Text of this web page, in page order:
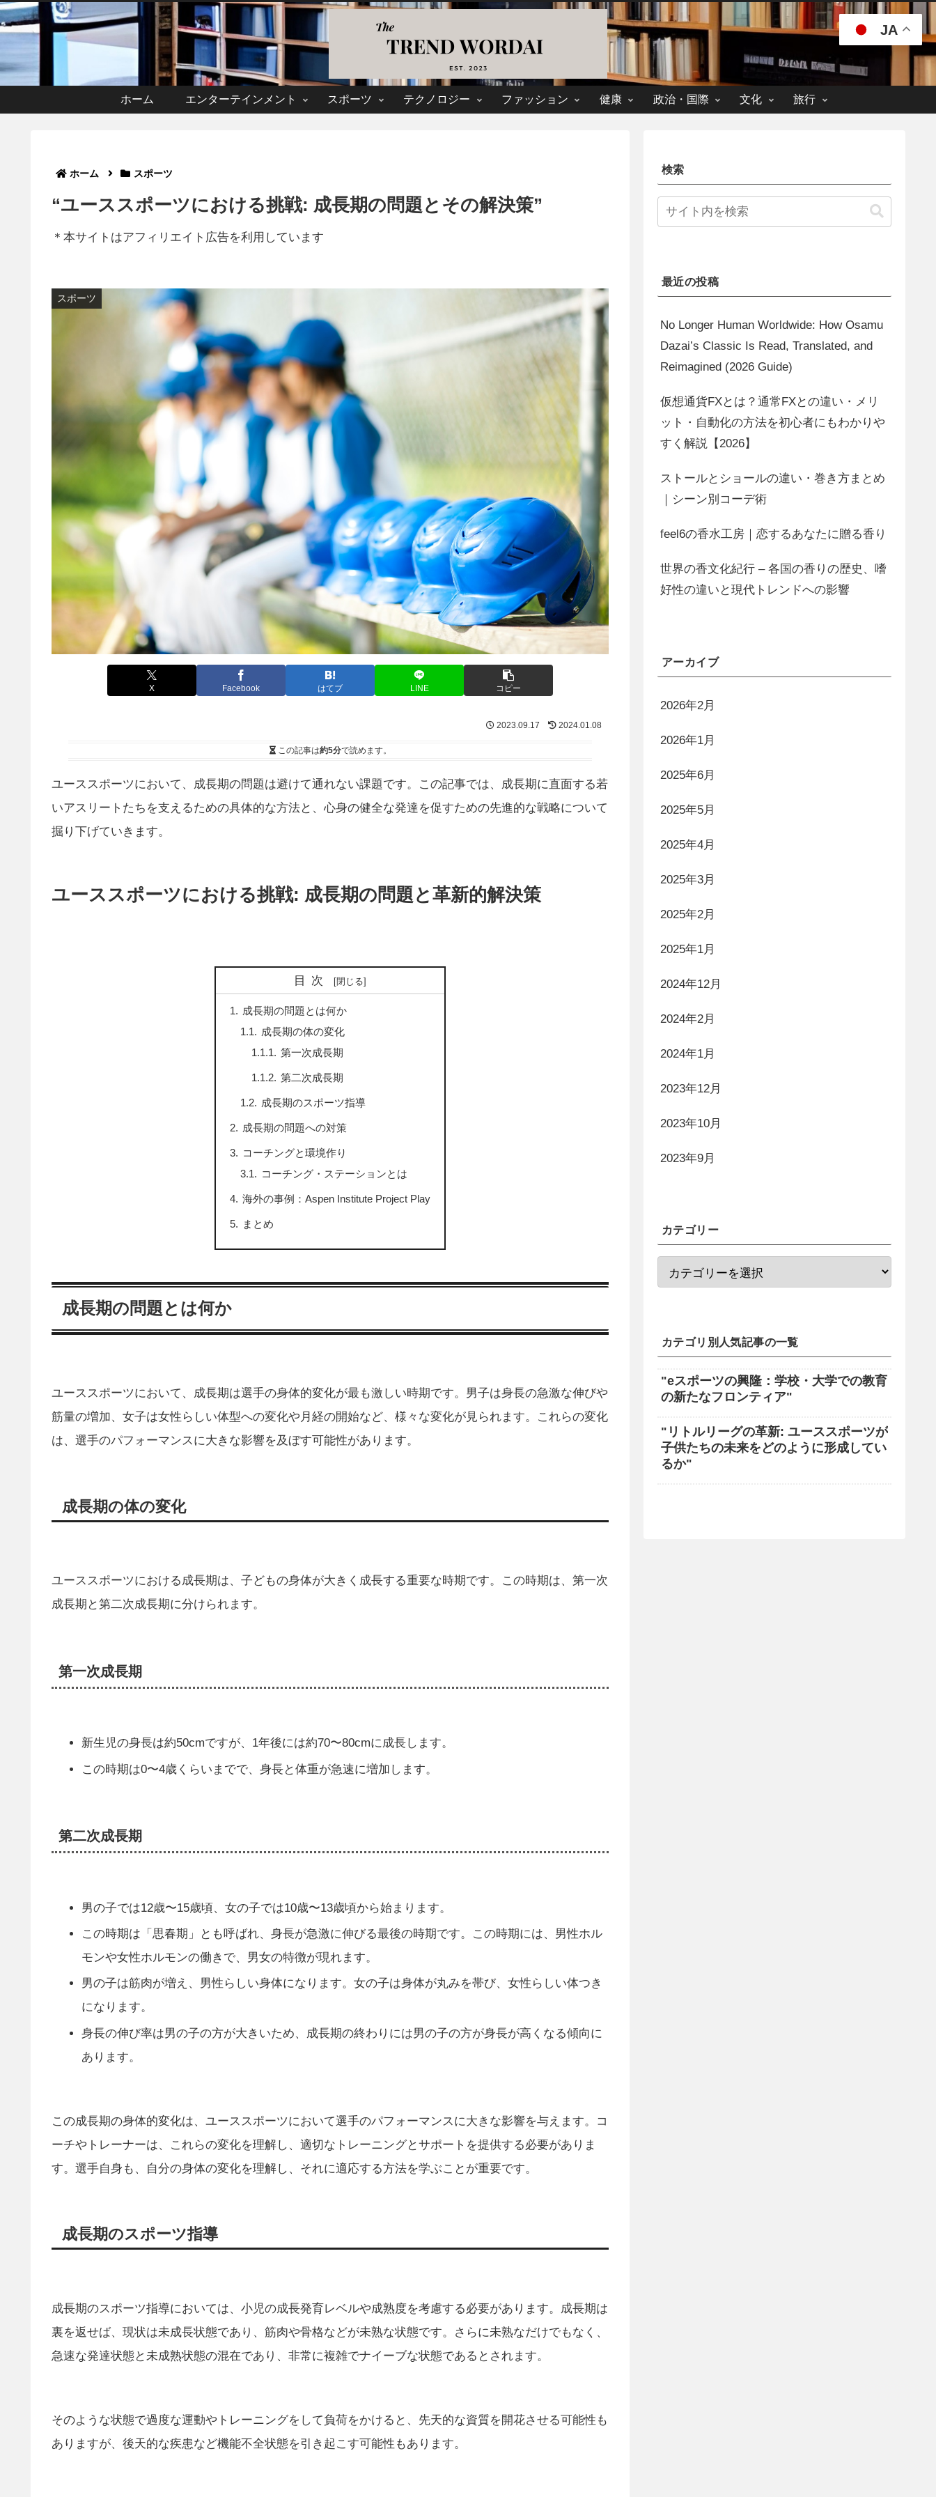
ホーム エンターテインメント スポーツ テクノロジー ファッション 健康 政治・国際 文化 旅行
ホーム スポーツ
“ユーススポーツにおける挑戦: 成長期の問題とその解決策”
＊本サイトはアフィリエイト広告を利用しています
スポーツ
X Facebook はてブ LINE コピー
2023.09.17 2024.01.08
この記事は約5分で読めます。
ユーススポーツにおいて、成長期の問題は避けて通れない課題です。この記事では、成長期に直面する若
いアスリートたちを支えるための具体的な方法と、心身の健全な発達を促すための先進的な戦略について
掘り下げていきます。
ユーススポーツにおける挑戦: 成長期の問題と革新的解決策
目次
成長期の問題とは何か
成長期の体の変化
第一次成長期
第二次成長期
成長期のスポーツ指導
成長期の問題への対策
コーチングと環境作り
コーチング・ステーションとは
海外の事例：Aspen Institute Project Play
まとめ
成長期の問題とは何か
ユーススポーツにおいて、成長期は選手の身体的変化が最も激しい時期です。男子は身長の急激な伸びや
筋量の増加、女子は女性らしい体型への変化や月経の開始など、様々な変化が見られます。これらの変化
は、選手のパフォーマンスに大きな影響を及ぼす可能性があります​​。
成長期の体の変化
ユーススポーツにおける成長期は、子どもの身体が大きく成長する重要な時期です。この時期は、第一次
成長期と第二次成長期に分けられます。
第一次成長期
新生児の身長は約50cmですが、1年後には約70〜80cmに成長します。
この時期は0〜4歳くらいまでで、身長と体重が急速に増加します​​。
第二次成長期
男の子では12歳〜15歳頃、女の子では10歳〜13歳頃から始まります。
この時期は「思春期」とも呼ばれ、身長が急激に伸びる最後の時期です。この時期には、男性ホル
モンや女性ホルモンの働きで、男女の特徴が現れます。
男の子は筋肉が増え、男性らしい身体になります。女の子は身体が丸みを帯び、女性らしい体つき
になります。
身長の伸び率は男の子の方が大きいため、成長期の終わりには男の子の方が身長が高くなる傾向に
あります​​。
この成長期の身体的変化は、ユーススポーツにおいて選手のパフォーマンスに大きな影響を与えます。コ
ーチやトレーナーは、これらの変化を理解し、適切なトレーニングとサポートを提供する必要がありま
す。選手自身も、自分の身体の変化を理解し、それに適応する方法を学ぶことが重要です。
成長期のスポーツ指導
成長期のスポーツ指導においては、小児の成長発育レベルや成熟度を考慮する必要があります。成長期は
裏を返せば、現状は未成長状態であり、筋肉や骨格などが未熟な状態です。さらに未熟なだけでもなく、
急速な発達状態と未成熟状態の混在であり、非常に複雑でナイーブな状態であるとされます。
そのような状態で過度な運動やトレーニングをして負荷をかけると、先天的な資質を開花させる可能性も
ありますが、後天的な疾患など機能不全状態を引き起こす可能性もあります。
検索
最近の投稿
No Longer Human Worldwide: How Osamu
Dazai’s Classic Is Read, Translated, and
Reimagined (2026 Guide)
仮想通貨FXとは？通常FXとの違い・メリ
ット・自動化の方法を初心者にもわかりや
すく解説【2026】
ストールとショールの違い・巻き方まとめ
｜シーン別コーデ術
feel6の香水工房｜恋するあなたに贈る香り
世界の香文化紀行 – 各国の香りの歴史、嗜
好性の違いと現代トレンドへの影響
アーカイブ
2026年2月
2026年1月
2025年6月
2025年5月
2025年4月
2025年3月
2025年2月
2025年1月
2024年12月
2024年2月
2024年1月
2023年12月
2023年10月
2023年9月
カテゴリー
カテゴリ別人気記事の一覧
"eスポーツの興隆：学校・大学での教育
の新たなフロンティア"
"リトルリーグの革新: ユーススポーツが
子供たちの未来をどのように形成してい
るか"
JA